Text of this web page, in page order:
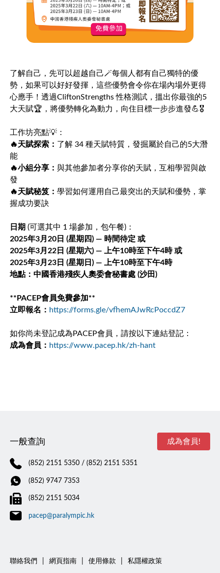
了解自己，先可以超越自己🪄每個人都有自己獨特的優
勢，如果可以好好發揮，這些優勢會令你在場內場外更得
心應手！透過CliftonStrengths 性格測試，搵出你最強的5
大天賦🏆，將優勢轉化為動力，向住目標一步步進發💪🎖️
工作坊亮點💡：
🔥天賦探索： 了解 34 種天賦特質，發掘屬於自己的5大潛
能
🔥小組分享： 與其他參加者分享你的天賦，互相學習與啟
發
🔥天賦秘笈： 學習如何運用自己最突出的天賦和優勢，掌
握成功要訣
日期 (可選其中 1 場參加，包午餐)：
2025年3月20日 (星期四) — 時間待定 或
2025年3月22日 (星期六) — 上午10時至下午4時 或
2025年3月23日 (星期日) — 上午10時至下午4時
地點：中國香港殘疾人奧委會秘書處 (沙田)
**PACEP會員免費參加**
立即報名： https://forms.gle/vfhemAJwRcPoccdZ7
如你尚未登記成為PACEP會員，請按以下連結登記：
成為會員： https://www.pacep.hk/zh-hant
一般查詢
(852) 2151 5350 / (852) 2151 5351
(852) 9747 7353
(852) 2151 5034
pacep@paralympic.hk
成為會員!
聯絡我們 網頁指南 使用條款 私隱權政策